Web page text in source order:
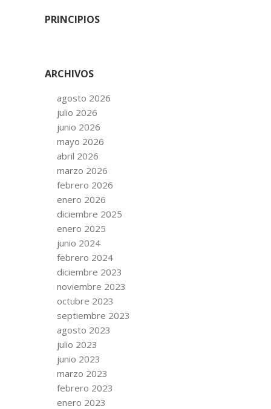
PRINCIPIOS
ARCHIVOS
agosto 2026
julio 2026
junio 2026
mayo 2026
abril 2026
marzo 2026
febrero 2026
enero 2026
diciembre 2025
enero 2025
junio 2024
febrero 2024
diciembre 2023
noviembre 2023
octubre 2023
septiembre 2023
agosto 2023
julio 2023
junio 2023
marzo 2023
febrero 2023
enero 2023